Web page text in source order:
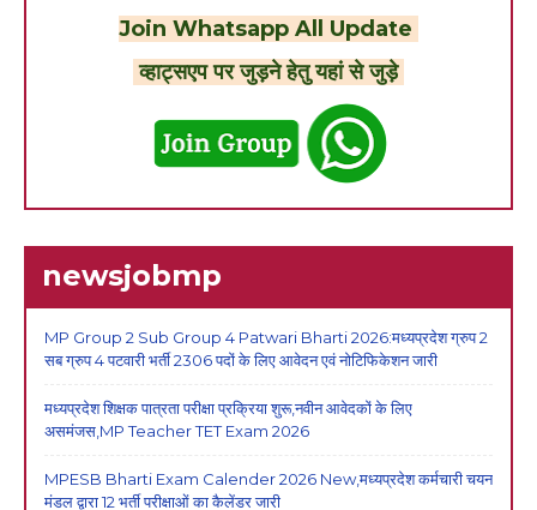
Join Whatsapp All Update
व्हाट्सएप पर जुड़ने हेतु यहां से जुड़े
newsjobmp
MP Group 2 Sub Group 4 Patwari Bharti 2026:मध्यप्रदेश ग्रुप 2
सब ग्रुप 4 पटवारी भर्ती 2306 पदों के लिए आवेदन एवं नोटिफिकेशन जारी
मध्यप्रदेश शिक्षक पात्रता परीक्षा प्रक्रिया शुरू,नवीन आवेदकों के लिए
असमंजस,MP Teacher TET Exam 2026
MPESB Bharti Exam Calender 2026 New,मध्यप्रदेश कर्मचारी चयन
मंडल द्वारा 12 भर्ती परीक्षाओं का कैलेंडर जारी